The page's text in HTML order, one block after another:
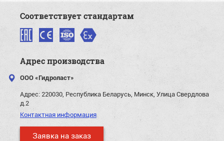
Соответствует стандартам
Адрес производства
ООО «Гидроласт»
Адрес: 220030, Республика Беларусь, Минск, Улица Свердлова
д.2
Контактная информация
Заявка на заказ